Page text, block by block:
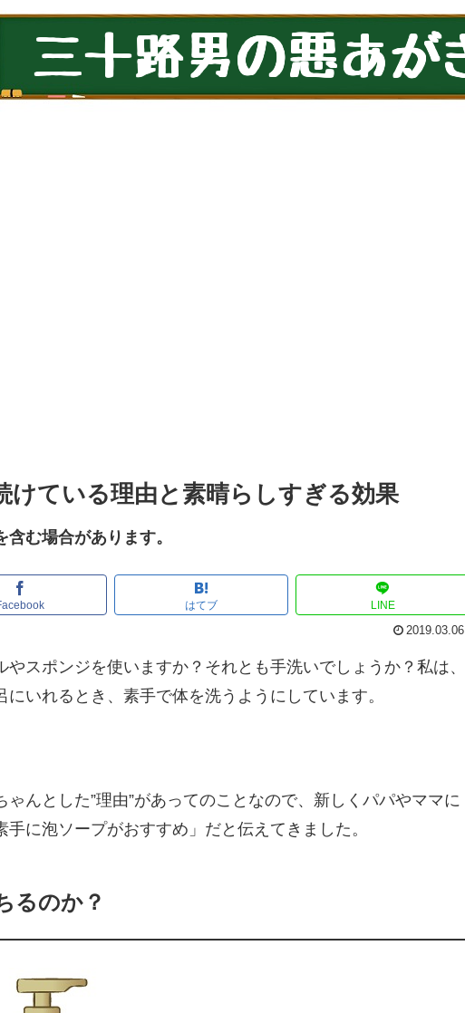
けている理由と素晴らしすぎる効果
む場合があります。
はてブ LINE
2019.03.06
スポンジを使いますか？それとも手洗いでしょうか？私は、
いれるとき、素手で体を洗うようにしています。
んとした”理由”があってのことなので、新しくパパやママに
に泡ソープがおすすめ」だと伝えてきました。
るのか？